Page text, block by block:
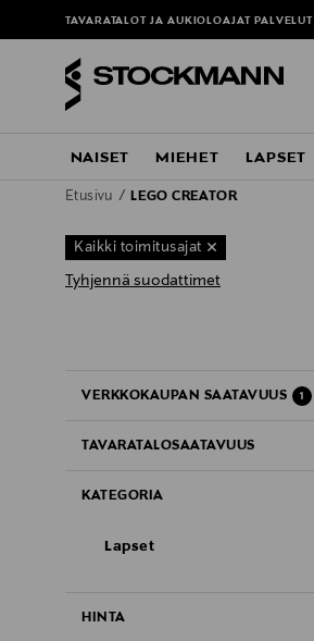
TAVARATALOT JA AUKIOLOAJAT PALVELUT
NAISET MIEHET LAPSET
Etusivu LEGO CREATOR
Kaikki toimitusajat
Tyhjennä suodattimet
VERKKOKAUPAN SAATAVUUS 1
TAVARATALOSAATAVUUS
KATEGORIA
Lapset
HINTA